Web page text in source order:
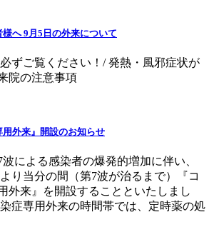
へ 9月5日の外来について
ずご覧ください！/ 発熱・風邪症状が
院の注意事項
用外来』開設のお知らせ
による感染者の爆発的増加に伴い、
り当分の間（第7波が治るまで）『コ
外来』を開設することといたしまし
症専用外来の時間帯では、定時薬の処